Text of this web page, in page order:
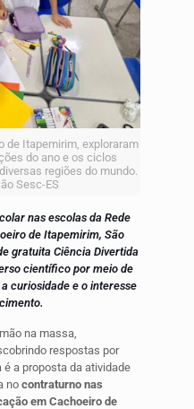
de Itapemirim, exploraram
do ano e os ciclos
regiões do mundo.
Sesc-ES
nas escolas da Rede
de Itapemirim, São
gratuita Ciência Divertida
científico por meio de
curiosidade e o interesse
na massa,
respostas por
a proposta da atividade
no contraturno nas
em Cachoeiro de